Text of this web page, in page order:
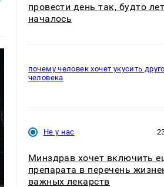
провести день так, будто
началось
почему человек хочет укусить
человека
Не у нас
Минздрав хочет включить
препарата в перечень
важных лекарств